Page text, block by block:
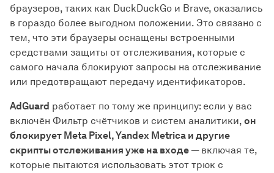
браузеров, таких как DuckDuckGo и Brave, оказались
в гораздо более выгодном положении. Это связано с
тем, что эти браузеры оснащены встроенными
средствами защиты от отслеживания, которые с
самого начала блокируют запросы на отслеживание
или предотвращают передачу идентификаторов.
AdGuard работает по тому же принципу: если у вас
включён Фильтр счётчиков и систем аналитики, он
блокирует Meta Pixel, Yandex Metrica и другие
скрипты отслеживания уже на входе — включая те,
которые пытаются использовать этот трюк с